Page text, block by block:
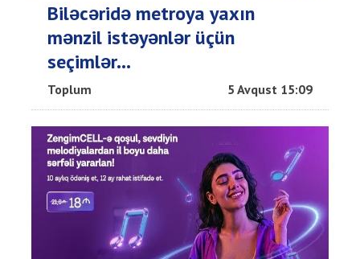
Biləcəridə metroya yaxın
mənzil istəyənlər üçün
seçimlər...
Toplum 5 Avqust 15:09